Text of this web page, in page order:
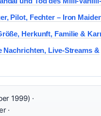
Pilot, Fechter – Iron
Herkunft, Familie &
Nachrichten, Live-Streams &
1999) ·
·